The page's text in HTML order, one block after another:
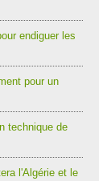
endiguer les
pour un
technique de
l'Algérie et le